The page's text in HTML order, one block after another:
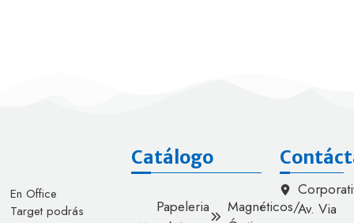
En Office
Target podrás
Catálogo
Papeleria
Magnéticos/Av. Via